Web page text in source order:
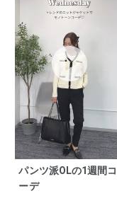
パンツ派OLの1週間コ
ーデ